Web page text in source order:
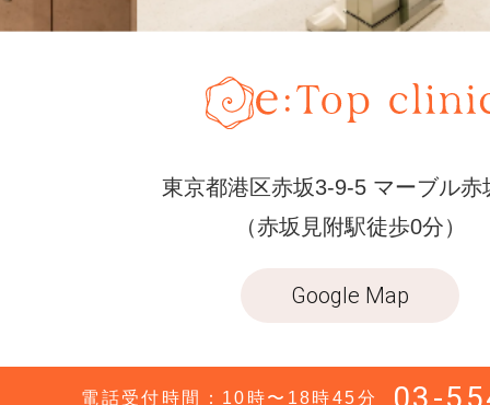
東京都港区赤坂3-9-5 マーブル赤
（赤坂見附駅徒歩0分）
Google Map
電話受付時間：10時〜18時45分 03-